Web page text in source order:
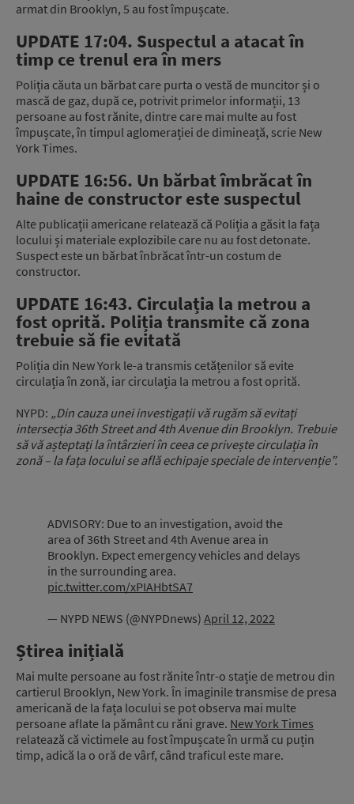
armat din Brooklyn, 5 au fost împușcate.
UPDATE 17:04. Suspectul a atacat în
timp ce trenul era în mers
Poliția căuta un bărbat care purta o vestă de muncitor și o
mască de gaz, după ce, potrivit primelor informații, 13
persoane au fost rănite, dintre care mai multe au fost
împușcate, în timpul aglomerației de dimineață, scrie New
York Times.
UPDATE 16:56. Un bărbat îmbrăcat în
haine de constructor este suspectul
Alte publicații americane relatează că Poliția a găsit la fața
locului și materiale explozibile care nu au fost detonate.
Suspect este un bărbat înbrăcat într-un costum de
constructor.
UPDATE 16:43. Circulația la metrou a
fost oprită. Poliția transmite că zona
trebuie să fie evitată
Poliția din New York le-a transmis cetățenilor să evite
circulația în zonă, iar circulația la metrou a fost oprită.
NYPD: „Din cauza unei investigații vă rugăm să evitați
intersecția 36th Street and 4th Avenue din Brooklyn. Trebuie
să vă așteptați la întârzieri în ceea ce privește circulația în
zonă – la fața locului se află echipaje speciale de intervenție”.
ADVISORY: Due to an investigation, avoid the
area of 36th Street and 4th Avenue area in
Brooklyn. Expect emergency vehicles and delays
in the surrounding area.
pic.twitter.com/xPIAHbtSA7
— NYPD NEWS (@NYPDnews) April 12, 2022
Știrea inițială
Mai multe persoane au fost rănite într-o stație de metrou din
cartierul Brooklyn, New York. În imaginile transmise de presa
americană de la fața locului se pot observa mai multe
persoane aflate la pământ cu răni grave. New York Times
relatează că victimele au fost împușcate în urmă cu puțin
timp, adică la o oră de vârf, când traficul este mare.